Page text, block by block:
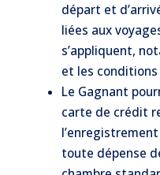
départ et
liées aux
s’appliquent,
et les
Le Gagnant
carte de crédit
toute dépense